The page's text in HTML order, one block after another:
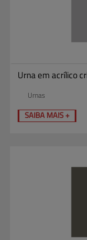
Urna em acrílico
Urnas
SAIBA MAIS +